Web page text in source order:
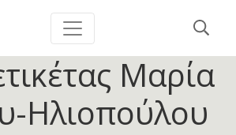
Μαρία
Ηλιοπούλου